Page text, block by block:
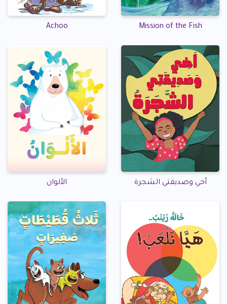
Mission of the Fish
Achoo
أخي وصديقتي الشجرة الألوان